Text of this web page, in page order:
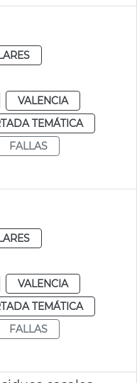
VALENCIA
TEMÁTICA
FALLAS
VALENCIA
TEMÁTICA
FALLAS